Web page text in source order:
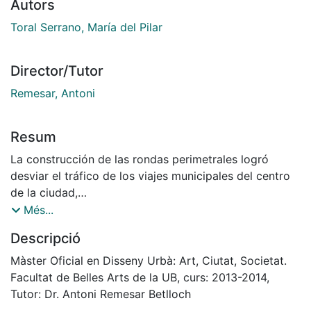
Autors
Toral Serrano, María del Pilar
Director/Tutor
Remesar, Antoni
Resum
La construcción de las rondas perimetrales logró
desviar el tráfico de los viajes municipales del centro
de la ciudad,
pero también generó un incremento del uso del
privado. Este aumento se debió a que una parte de la
población cambió su residencia a las afueras de la
ciudad,
por la facilidad de comunicación y por el incremento
Més...
Descripció
Màster Oficial en Disseny Urbà: Art, Ciutat, Societat.
Facultat de Belles Arts de la UB, curs: 2013-2014,
Tutor: Dr. Antoni Remesar Betlloch